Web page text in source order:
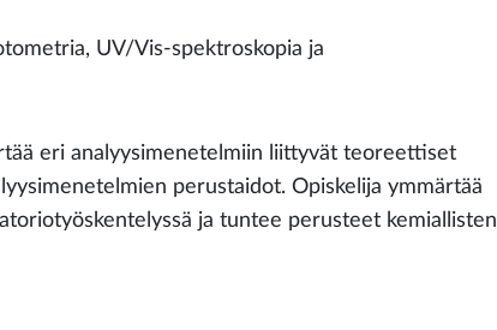
UV/Vis-spektroskopia ja
eri analyysimenetelmiin liittyvät teoreettiset
perustaidot. Opiskelija ymmärtää
ja tuntee perusteet kemiallisten